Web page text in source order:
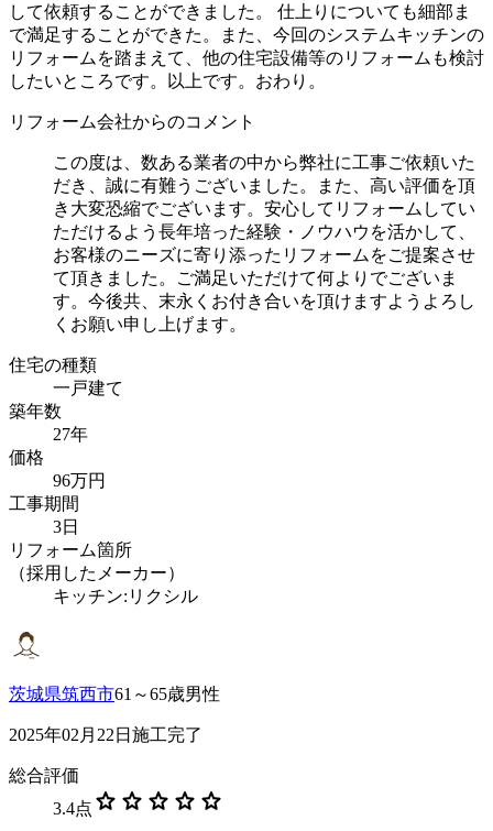
して依頼することができました。 仕上りについても細部ま
で満足することができた。また、今回のシステムキッチンの
リフォームを踏まえて、他の住宅設備等のリフォームも検討
したいところです。以上です。おわり。
リフォーム会社からのコメント
この度は、数ある業者の中から弊社に工事ご依頼いた
だき、誠に有難うございました。また、高い評価を頂
き大変恐縮でございます。安心してリフォームしてい
ただけるよう長年培った経験・ノウハウを活かして、
お客様のニーズに寄り添ったリフォームをご提案させ
て頂きました。ご満足いただけて何よりでございま
す。今後共、末永くお付き合いを頂けますようよろし
くお願い申し上げます。
住宅の種類
一戸建て
築年数
27年
価格
96万円
工事期間
3日
リフォーム箇所
（採用したメーカー）
キッチン:リクシル
茨城県筑西市61～65歳男性
2025年02月22日施工完了
総合評価
3.4点 star star star star star